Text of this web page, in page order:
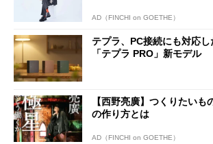
AD（FINCHI on GOETHE）
テプラ、PC接続にも対応
「テプラ PRO」新モデル
【西野亮廣】つくりたいも
の作り方とは
AD（FINCHI on GOETHE）